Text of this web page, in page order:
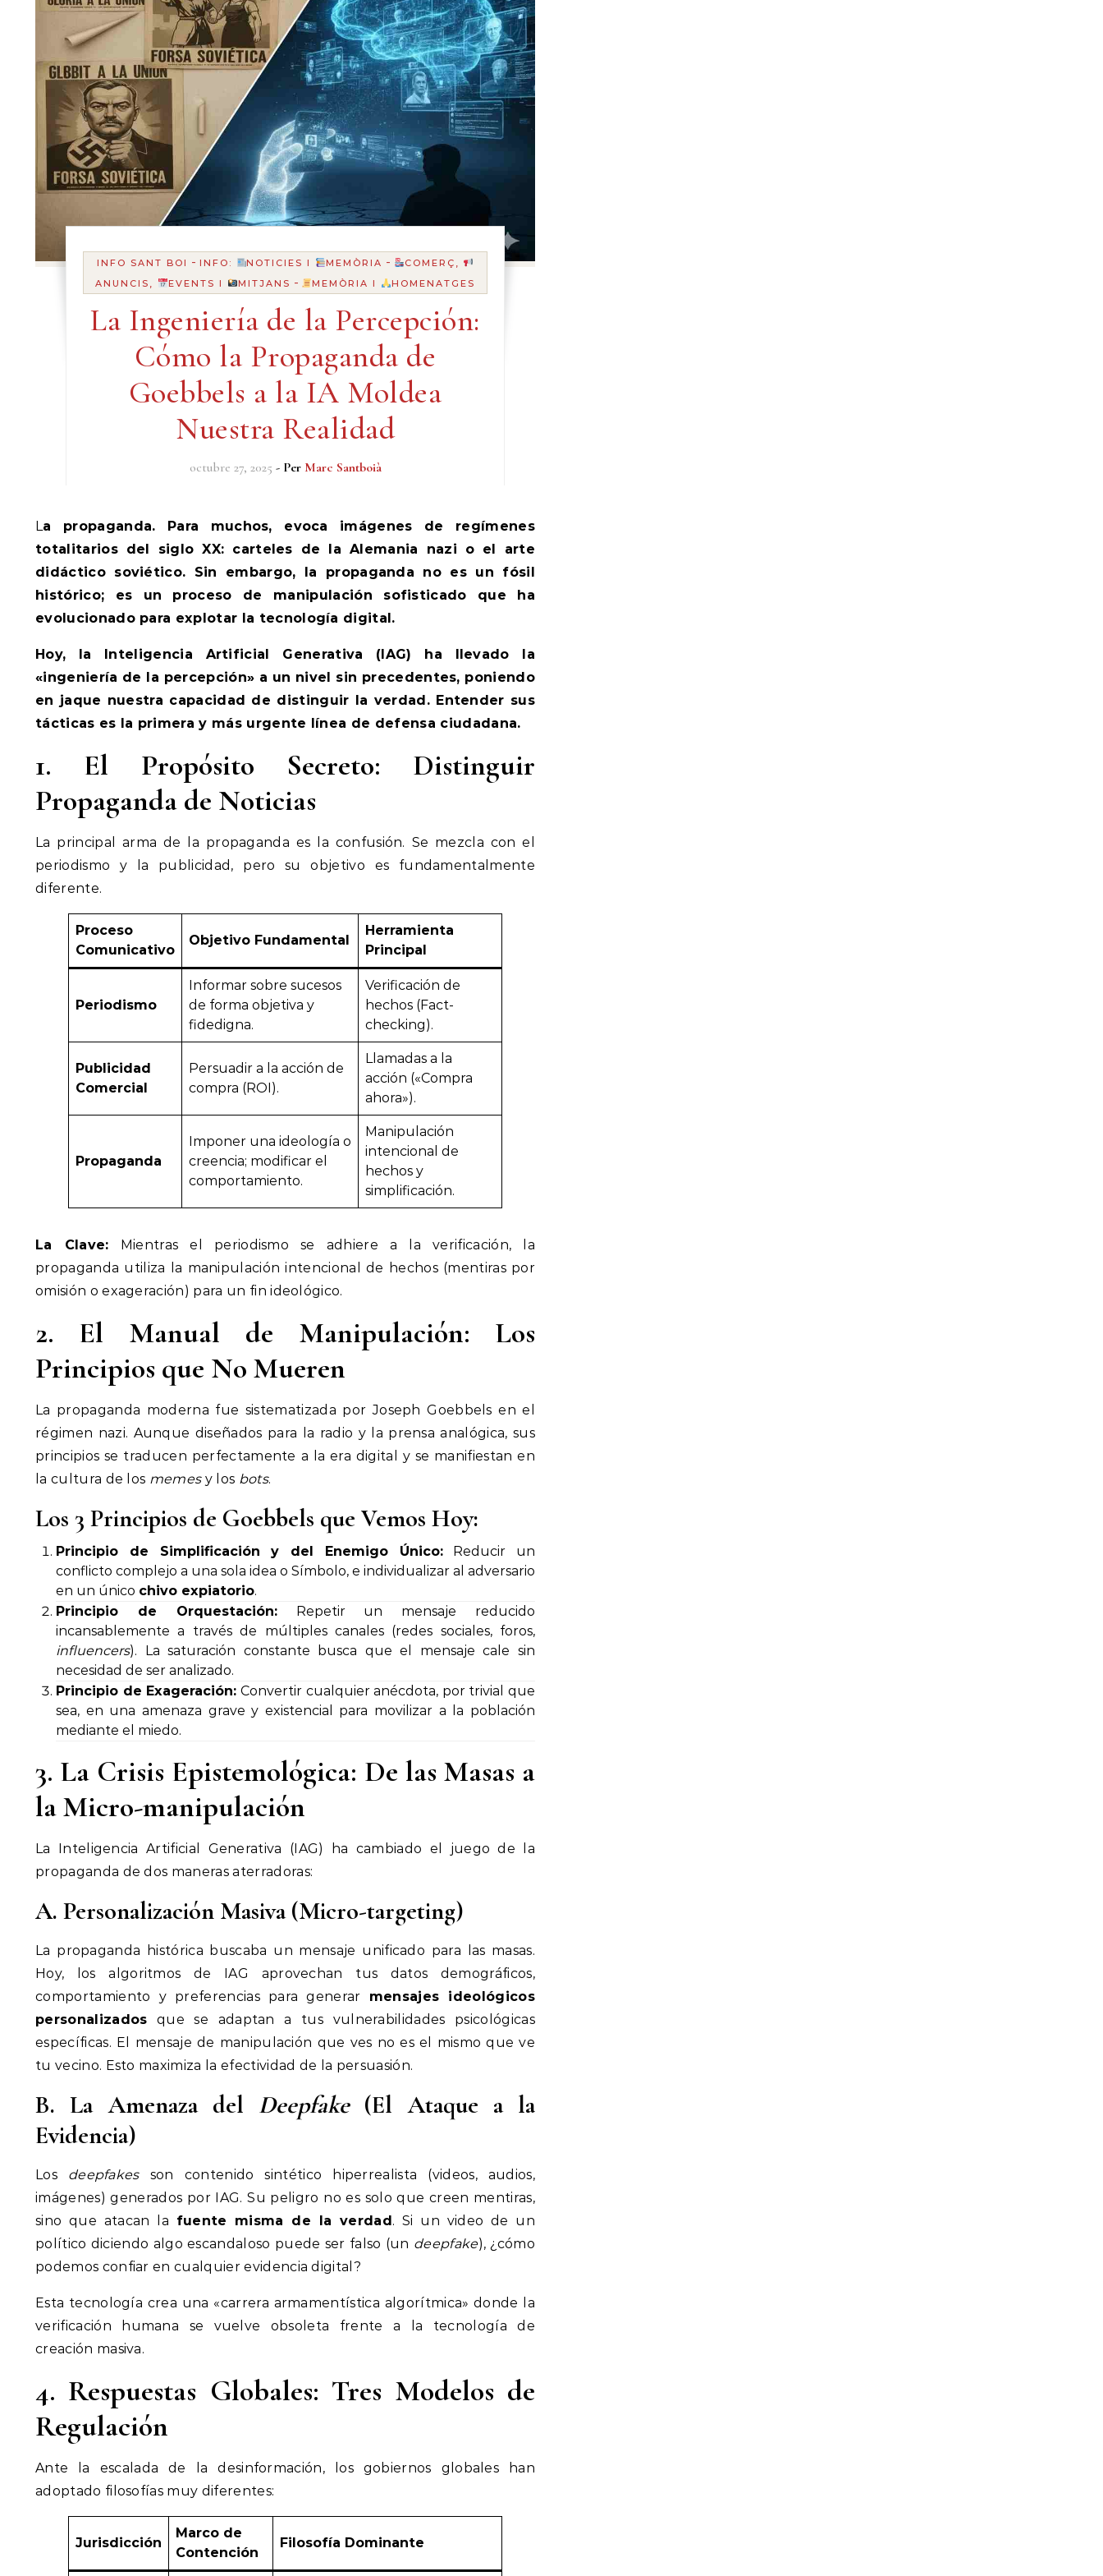
INFO SANT BOI - INFO: NOTICIES I MEMÒRIA -
COMERÇ,
ANUNCIS,
EVENTS I MITJANS - MEMÒRIA I HOMENATGES
La Ingeniería de la Percepción:
Cómo la Propaganda de
Goebbels a la IA Moldea
Nuestra Realidad
octubre 27, 2025 - Per Marc Santboià
La propaganda. Para muchos, evoca imágenes de regímenes
totalitarios del siglo XX: carteles de la Alemania nazi o el arte
didáctico soviético. Sin embargo, la propaganda no es un fósil
histórico; es un proceso de manipulación sofisticado que ha
evolucionado para explotar la tecnología digital.
Hoy, la Inteligencia Artificial Generativa (IAG) ha llevado la
«ingeniería de la percepción» a un nivel sin precedentes, poniendo
en jaque nuestra capacidad de distinguir la verdad. Entender sus
tácticas es la primera y más urgente línea de defensa ciudadana.
1. El Propósito Secreto: Distinguir
Propaganda de Noticias
La principal arma de la propaganda es la confusión. Se mezcla con el
periodismo y la publicidad, pero su objetivo es fundamentalmente
diferente.
Proceso
Comunicativo
Objetivo Fundamental
Herramienta
Principal
Periodismo
Informar sobre sucesos
de forma objetiva y
fidedigna.
Verificación de
hechos (Fact-
checking).
Publicidad
Comercial
Persuadir a la acción de
compra (ROI).
Llamadas a la
acción («Compra
ahora»).
Propaganda
Imponer una ideología o
creencia; modificar el
comportamiento.
Manipulación
intencional de
hechos y
simplificación.
La Clave: Mientras el periodismo se adhiere a la verificación, la
propaganda utiliza la manipulación intencional de hechos (mentiras por
omisión o exageración) para un fin ideológico.
2. El Manual de Manipulación: Los
Principios que No Mueren
La propaganda moderna fue sistematizada por Joseph Goebbels en el
régimen nazi. Aunque diseñados para la radio y la prensa analógica, sus
principios se traducen perfectamente a la era digital y se manifiestan en
la cultura de los memesy los bots.
Los 3 Principios de Goebbels que Vemos Hoy:
Principio de Simplificación y del Enemigo Único:Reducir un
conflicto complejo a una sola idea o Símbolo, e individualizar al adversario
en un único chivo expiatorio.
Principio de Orquestación:Repetir un mensaje reducido
incansablemente a través de múltiples canales (redes sociales, foros,
influencers). La saturación constante busca que el mensaje cale sin
necesidad de ser analizado.
Principio de Exageración: Convertir cualquier anécdota, por trivial que
sea, en una amenaza grave y existencial para movilizar a la población
mediante el miedo.
3. La Crisis Epistemológica: De las Masas a
la Micro-manipulación
La Inteligencia Artificial Generativa (IAG) ha cambiado el juego de la
propaganda de dos maneras aterradoras:
A. Personalización Masiva (Micro-targeting)
La propaganda histórica buscaba un mensaje unificado para las masas.
Hoy, los algoritmos de IAG aprovechan tus datos demográficos,
comportamiento y preferencias para generar mensajes ideológicos
personalizados que se adaptan a tus vulnerabilidades psicológicas
específicas. El mensaje de manipulación que ves no es el mismo que ve
tu vecino. Esto maximiza la efectividad de la persuasión.
B. La Amenaza del Deepfake(El Ataque a la
Evidencia)
Los deepfakesson contenido sintético hiperrealista (videos, audios,
imágenes) generados por IAG. Su peligro no es solo que creen mentiras,
sino que atacan la fuente misma de la verdad . Si un video de un
político diciendo algo escandaloso puede ser falso (un deepfake), ¿cómo
podemos confiar en cualquier evidencia digital?
Esta tecnología crea una «carrera armamentística algorítmica» donde la
verificación humana se vuelve obsoleta frente a la tecnología de
creación masiva.
4. Respuestas Globales: Tres Modelos de
Regulación
Ante la escalada de la desinformación, los gobiernos globales han
adoptado filosofías muy diferentes:
Jurisdicción
Marco de
Contención
Filosofía Dominante